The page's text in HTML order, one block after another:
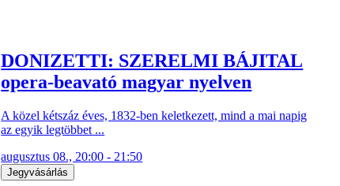
DONIZETTI: SZERELMI BÁJITAL
opera-beavató magyar nyelven
A közel kétszáz éves, 1832-ben keletkezett, mind a mai napig
az egyik legtöbbet ...
augusztus 08., 20:00 - 21:50
Jegyvásárlás